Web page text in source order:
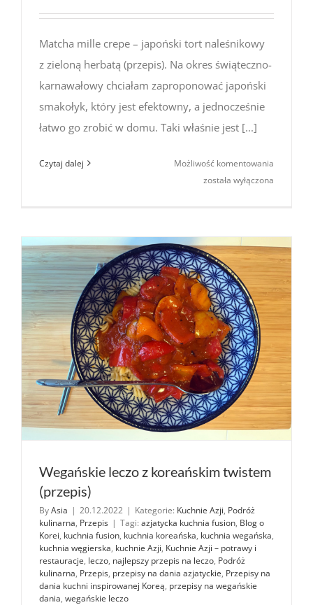
Matcha mille crepe – japoński tort naleśnikowy
z zieloną herbatą (przepis). Na okres świąteczno-
karnawałowy chciałam zaproponować japoński
smakołyk, który jest efektowny, a jednocześnie
łatwo go zrobić w domu. Taki właśnie jest [...]
Czytaj dalej Możliwość komentowania
tort
z zieloną
herbatą
(przepis)
została wyłączona
Wegańskie leczo z koreańskim twistem
(przepis)
ByAsia | 20.12.2022 | Kategorie: Kuchnie Azji, Podróż
kulinarna, Przepis | Tagi: azjatycka kuchnia fusion, Blog o
Korei, kuchnia fusion, kuchnia koreańska, kuchnia wegańska,
kuchnia węgierska, kuchnie Azji, Kuchnie Azji – potrawy i
restauracje, leczo, najlepszy przepis na leczo, Podróż
kulinarna, Przepis, przepisy na dania azjatyckie, Przepisy na
dania kuchni inspirowanej Koreą, przepisy na wegańskie
dania, wegańskie leczo